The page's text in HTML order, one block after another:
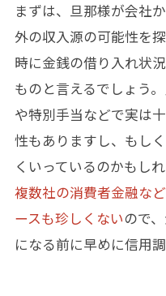
まずは、旦那様が会社
外の収入源の可能性を
時に金銭の借り入れ状
ものと言えるでしょう
や特別手当などで実は
性もありますし、もし
くいっているのかもしれ
複数社の消費者金融な
ースも珍しくないので
になる前に早めに信用